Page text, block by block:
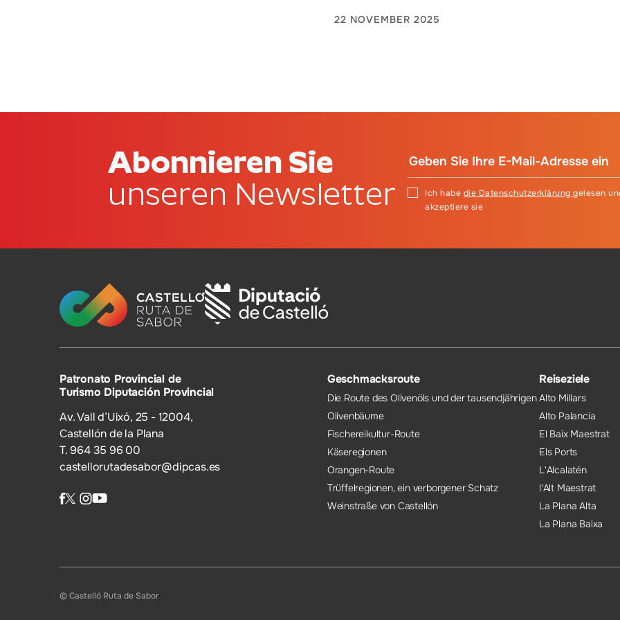
22 NOVEMBER 2025
Abonnieren Sie
unseren Newsletter
Ich habe die Datenschutzerklärunggelesen
akzeptiere sie
Patronato Provincial de
Turismo Diputación Provincial
Av. Vall d’Uixó, 25 - 12004,
Castellón de la Plana
T. 964 35 96 00
castellorutadesabor@dipcas.es
Geschmacksroute
Die Route des Olivenöls und der tausendjährigen
Olivenbäume
Fischereikultur-Route
Käseregionen
Orangen-Route
Trüffelregionen, ein verborgener Schatz
Weinstraße von Castellón
Reiseziele
Alto Millars
Alto Palancia
El Baix Maestrat
Els Ports
L'Alcalatén
l'Alt Maestrat
La Plana Alta
La Plana Baixa
© Castelló Ruta de Sabor